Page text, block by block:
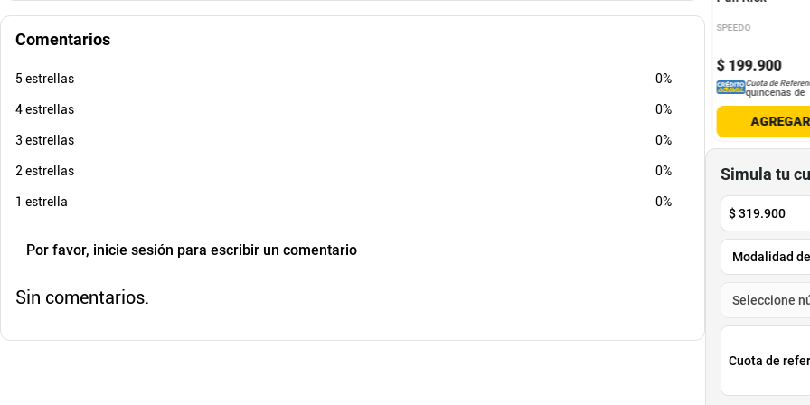
Comentarios
5 estrellas 0%
4 estrellas 0%
3 estrellas 0%
2 estrellas 0%
1 estrella 0%
Por favor, inicie sesión para escribir un comentario
Sin comentarios.
SPEEDO
$ 199.900
Cuota de
quincenas de
AGREGAR
Simula tu
$319.900
Cuota de